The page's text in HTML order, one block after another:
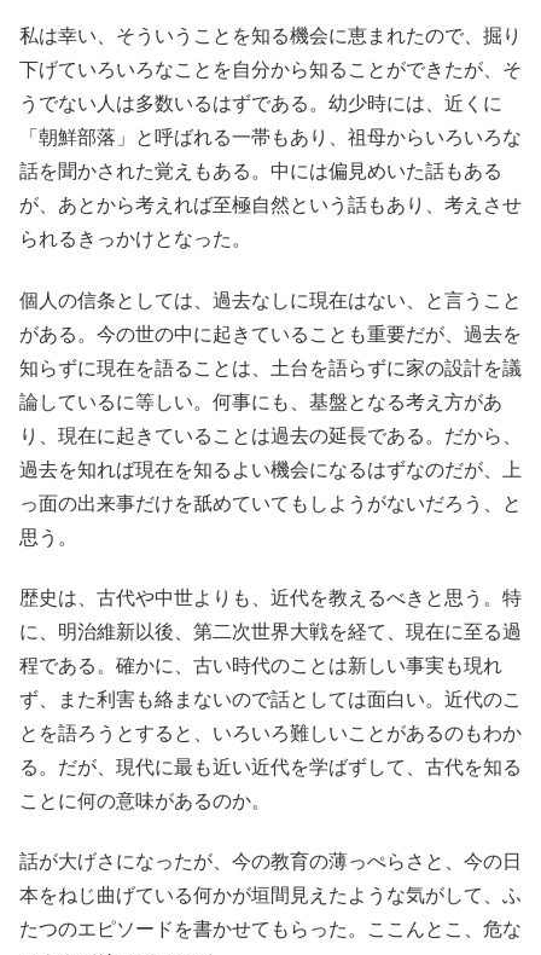
私は幸い、そういうことを知る機会に恵まれたので、掘り
下げていろいろなことを自分から知ることができたが、そ
うでない人は多数いるはずである。幼少時には、近くに
「朝鮮部落」と呼ばれる一帯もあり、祖母からいろいろな
話を聞かされた覚えもある。中には偏見めいた話もある
が、あとから考えれば至極自然という話もあり、考えさせ
られるきっかけとなった。
個人の信条としては、過去なしに現在はない、と言うこと
がある。今の世の中に起きていることも重要だが、過去を
知らずに現在を語ることは、土台を語らずに家の設計を議
論しているに等しい。何事にも、基盤となる考え方があ
り、現在に起きていることは過去の延長である。だから、
過去を知れば現在を知るよい機会になるはずなのだが、上
っ面の出来事だけを舐めていてもしようがないだろう、と
思う。
歴史は、古代や中世よりも、近代を教えるべきと思う。特
に、明治維新以後、第二次世界大戦を経て、現在に至る過
程である。確かに、古い時代のことは新しい事実も現れ
ず、また利害も絡まないので話としては面白い。近代のこ
とを語ろうとすると、いろいろ難しいことがあるのもわか
る。だが、現代に最も近い近代を学ばずして、古代を知る
ことに何の意味があるのか。
話が大げさになったが、今の教育の薄っぺらさと、今の日
本をねじ曲げている何かが垣間見えたような気がして、ふ
たつのエピソードを書かせてもらった。ここんとこ、危な